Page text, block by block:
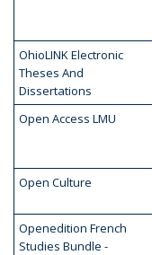
OhioLINK Electronic
Theses And
Dissertations
Open Access LMU
Open Culture
Openedition French
Studies Bundle -